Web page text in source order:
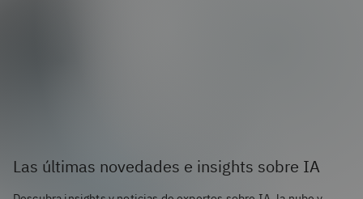
Las últimas novedades e insights sobre IA